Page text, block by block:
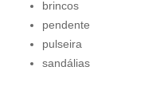
brincos
pendente
pulseira
sandálias